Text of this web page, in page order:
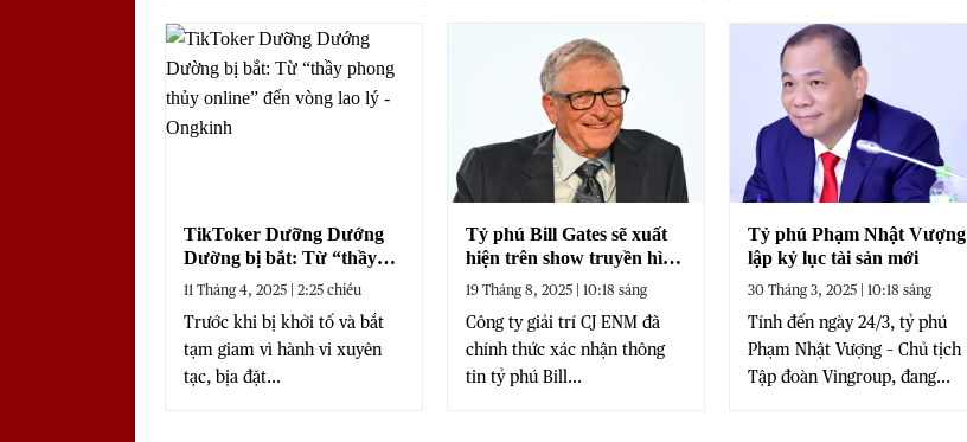
TikToker Dưỡng Dướng
Dường bị bắt: Từ “thầy
phong thủy online” đến
vòng lao lý
11 Tháng 4, 2025 | 2:25 chiều
Trước khi bị khởi tố và bắt
tạm giam vì hành vi xuyên
tạc, bịa đặt...
Tỷ phú Bill Gates sẽ xuất
hiện trên show truyền hình
Hàn Quốc
19 Tháng 8, 2025 | 10:18 sáng
Công ty giải trí CJ ENM đã
chính thức xác nhận thông
tin tỷ phú Bill...
Tỷ phú Phạm Nhật Vượng
lập kỷ lục tài sản mới
30 Tháng 3, 2025 | 10:18 sáng
Tính đến ngày 24/3, tỷ phú
Phạm Nhật Vượng – Chủ tịch
Tập đoàn Vingroup, đang...